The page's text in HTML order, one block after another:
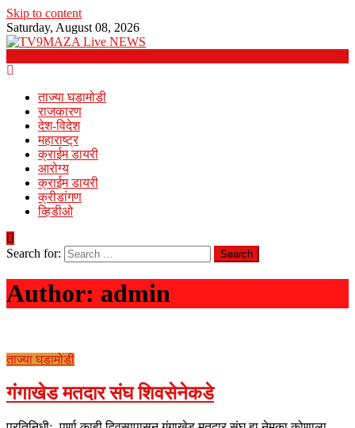
Skip to content
Saturday, August 08, 2026
ताज्या घडामोडी
राजकारण
देश-विदेश
महाराष्ट्र
क्राईम डायरी
आरोग्य
क्राईम डायरी
क्रीडांगण
व्हिडीओ
Search for:
Author: admin
ताज्या घडामोडी
गंगाखेड मतदार संघ शिवसेनेकडे